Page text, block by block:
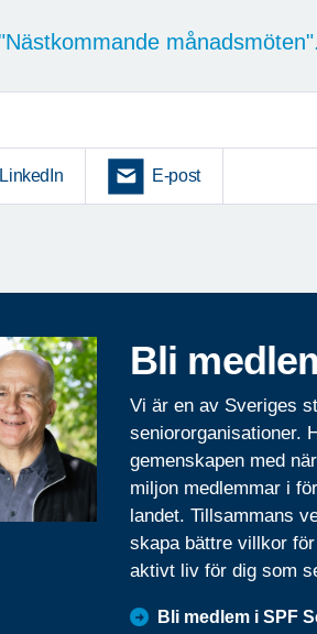
månadsmöten".
LinkedIn E-post
Bli
Vi är en av Sveriges
seniororganisationer.
gemenskapen med
miljon medlemmar i
landet. Tillsammans
skapa bättre villkor
aktivt liv för dig som
Bli medlem i SPF